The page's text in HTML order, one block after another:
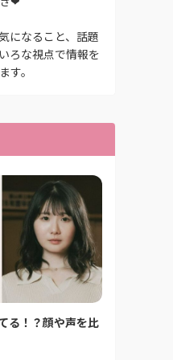
になること、話題
ろな視点で情報を
す。
る！？顔や声を比